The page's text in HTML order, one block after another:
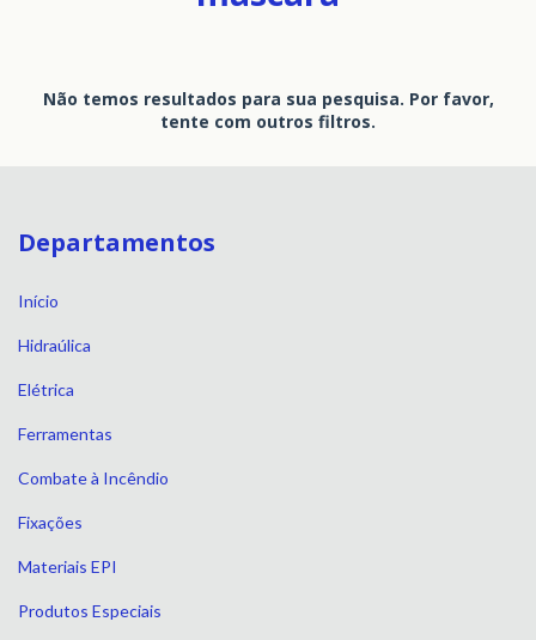
Não temos resultados para sua pesquisa. Por favor,
tente com outros filtros.
Departamentos
Início
Hidraúlica
Elétrica
Ferramentas
Combate à Incêndio
Fixações
Materiais EPI
Produtos Especiais